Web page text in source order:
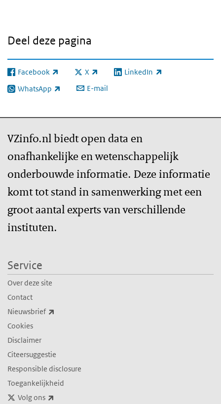
Deel deze pagina
Facebook
(externe link) X
(externe link) LinkedIn
(externe link)
WhatsApp
(externe link) E-mail
VZinfo.nl biedt open data en
onafhankelijke en wetenschappelijk
onderbouwde informatie. Deze informatie
komt tot stand in samenwerking met een
groot aantal experts van verschillende
instituten.
Service
Over deze site
Contact
Nieuwsbrief
Cookies
Disclaimer
Citeersuggestie
Responsible disclosure
Toegankelijkheid
Volg ons